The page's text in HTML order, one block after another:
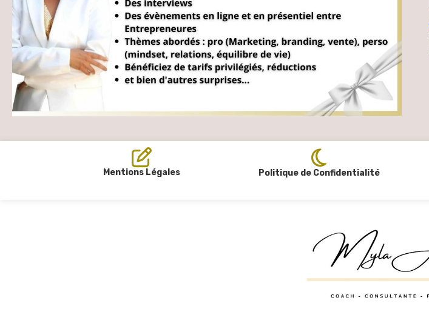
Mentions Légales Politique de Confidentialité